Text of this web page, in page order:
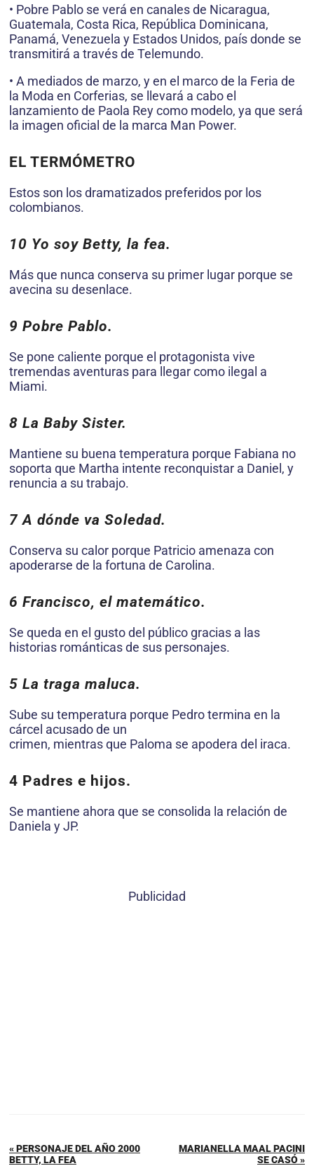
• Pobre Pablo se verá en canales de Nicaragua,
Guatemala, Costa Rica, República Dominicana,
Panamá, Venezuela y Estados Unidos, país donde se
transmitirá a través de Telemundo.
• A mediados de marzo, y en el marco de la Feria de
la Moda en Corferias, se llevará a cabo el
lanzamiento de Paola Rey como modelo, ya que será
la imagen oficial de la marca Man Power.
EL TERMÓMETRO
Estos son los dramatizados preferidos por los
colombianos.
10 Yo soy Betty, la fea.
Más que nunca conserva su primer lugar porque se
avecina su desenlace.
9 Pobre Pablo.
Se pone caliente porque el protagonista vive
tremendas aventuras para llegar como ilegal a
Miami.
8 La Baby Sister.
Mantiene su buena temperatura porque Fabiana no
soporta que Martha intente reconquistar a Daniel, y
renuncia a su trabajo.
7 A dónde va Soledad.
Conserva su calor porque Patricio amenaza con
apoderarse de la fortuna de Carolina.
6 Francisco, el matemático.
Se queda en el gusto del público gracias a las
historias románticas de sus personajes.
5 La traga maluca.
Sube su temperatura porque Pedro termina en la
cárcel acusado de un
crimen, mientras que Paloma se apodera del iraca.
4 Padres e hijos.
Se mantiene ahora que se consolida la relación de
Daniela y JP.
Publicidad
« PERSONAJE DEL AÑO 2000
BETTY, LA FEA
MARIANELLA MAAL PACINI
SE CASÓ »